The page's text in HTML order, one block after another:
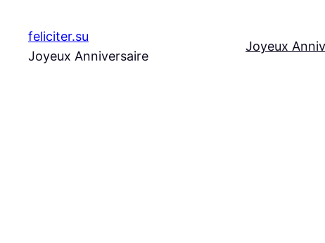
contenu
feliciter.su
Joyeux Anniversaire
Joyeux